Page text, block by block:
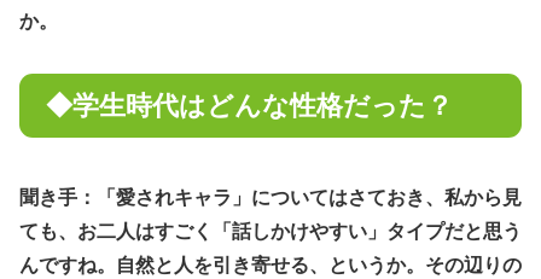
か。
◆学生時代はどんな性格だった？
聞き手：「愛されキャラ」についてはさておき、私から見
ても、お二人はすごく「話しかけやすい」タイプだと思う
んですね。自然と人を引き寄せる、というか。その辺りの